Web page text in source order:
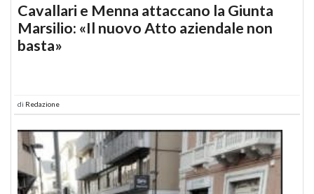
Cavallari e Menna attaccano la Giunta
Marsilio: «Il nuovo Atto aziendale non
basta»
di Redazione